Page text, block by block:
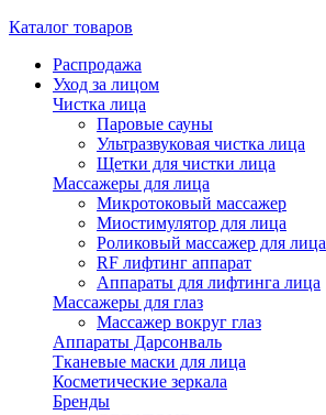
Каталог товаров
Распродажа
Уход за лицом
Чистка лица
Паровые сауны
Ультразвуковая чистка лица
Щетки для чистки лица
Массажеры для лица
Микротоковый массажер
Миостимулятор для лица
Роликовый массажер для лица
RF лифтинг аппарат
Аппараты для лифтинга лица
Массажеры для глаз
Массажер вокруг глаз
Аппараты Дарсонваль
Тканевые маски для лица
Косметические зеркала
Бренды